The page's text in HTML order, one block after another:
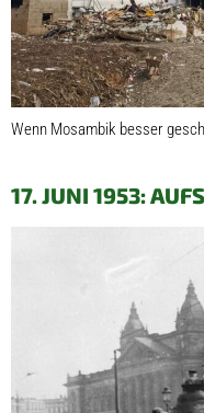
Wenn Mosambik besser
17. JUNI 1953: